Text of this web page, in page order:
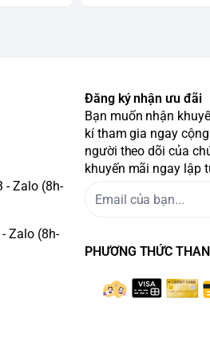
- Zalo (8h-
Zalo (8h-
Đăng ký nhận ưu đãi
Bạn muốn nhận
kí tham gia ngay
người theo dõi của
khuyến mãi ngay lập
PHƯƠNG THỨC